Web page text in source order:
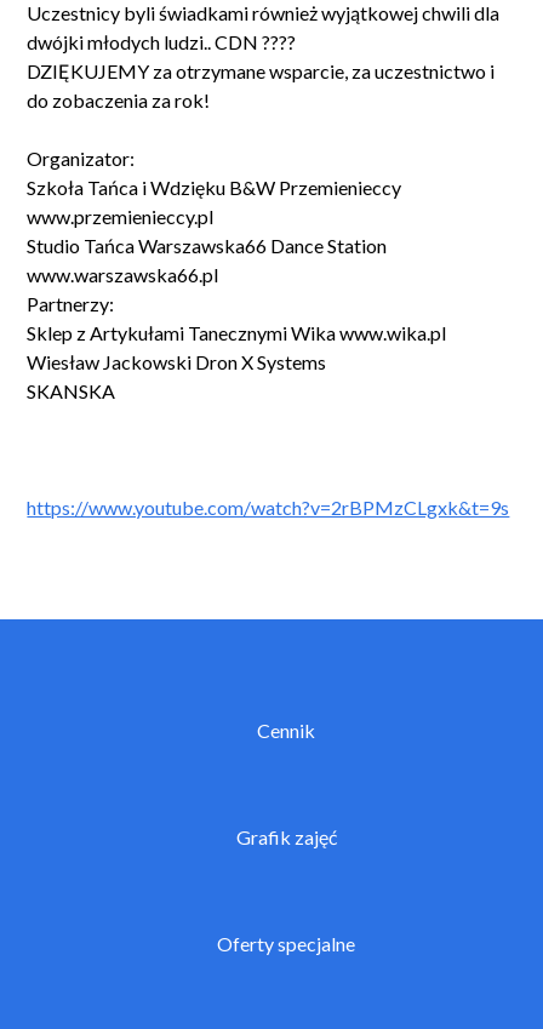
Uczestnicy byli świadkami również wyjątkowej chwili dla
dwójki młodych ludzi.. CDN ????
DZIĘKUJEMY za otrzymane wsparcie, za uczestnictwo i
do zobaczenia za rok!
Organizator:
Szkoła Tańca i Wdzięku B&W Przemienieccy
www.przemienieccy.pl
Studio Tańca Warszawska66 Dance Station
www.warszawska66.pl
Partnerzy:
Sklep z Artykułami Tanecznymi Wika www.wika.pl
Wiesław Jackowski Dron X Systems
SKANSKA
https://www.youtube.com/watch?v=2rBPMzCLgxk&t=9s
Cennik
Grafik zajęć
Oferty specjalne